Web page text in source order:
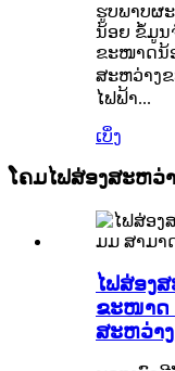
ຮູບພາບຜ
ນ້ອຍ ຂໍ້ມູນ
ຂະໜາດນ້
ສະຫວ່າງຂ
ໄຟຟ້າ...
ເບິ່ງ
ໂຄມໄຟສ່ອງສະຫວ່
ໄຟສ່ອງ
ຂະໜາດ
ສະຫວ່າງ